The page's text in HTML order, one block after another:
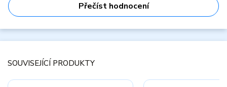
Přečíst hodnocení
SOUVISEJÍCÍ PRODUKTY